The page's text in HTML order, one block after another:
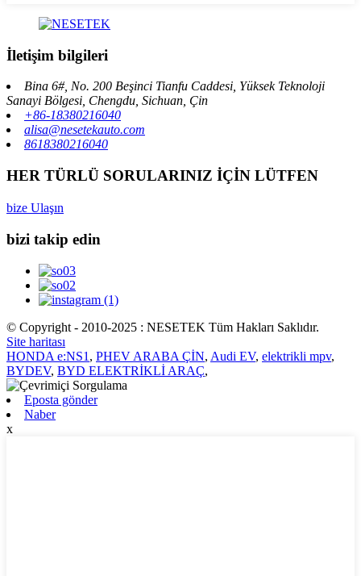
İletişim bilgileri
Bina 6#, No. 200 Beşinci Tianfu Caddesi, Yüksek Teknoloji
Sanayi Bölgesi, Chengdu, Sichuan, Çin
+86-18380216040
alisa@nesetekauto.com
8618380216040
HER TÜRLÜ SORULARINIZ İÇİN LÜTFEN
bize Ulaşın
bizi takip edin
© Copyright - 2010-2025 : NESETEK Tüm Hakları Saklıdır.
Site haritası
HONDA e:NS1 , PHEV ARABA ÇİN, Audi EV, elektrikli mpv,
BYDEV, BYD ELEKTRİKLİ ARAÇ,
Eposta gönder
Naber
x